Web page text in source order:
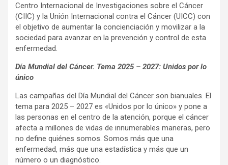
Centro Internacional de Investigaciones sobre el Cáncer
(CIIC) y la Unión Internacional contra el Cáncer (UICC) con
el objetivo de aumentar la concienciación y movilizar a la
sociedad para avanzar en la prevención y control de esta
enfermedad.
Día Mundial del Cáncer. Tema 2025 – 2027: Unidos por lo
único
Las campañas del Día Mundial del Cáncer son bianuales. El
tema para 2025 – 2027 es «Unidos por lo único» y pone a
las personas en el centro de la atención, porque el cáncer
afecta a millones de vidas de innumerables maneras, pero
no define quiénes somos. Somos más que una
enfermedad, más que una estadística y más que un
número o un diagnóstico.